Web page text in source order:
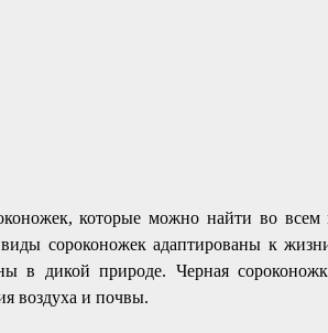
которые можно найти во
сороконожек адаптированы к
в дикой природе. Черная
воздуха и почвы.